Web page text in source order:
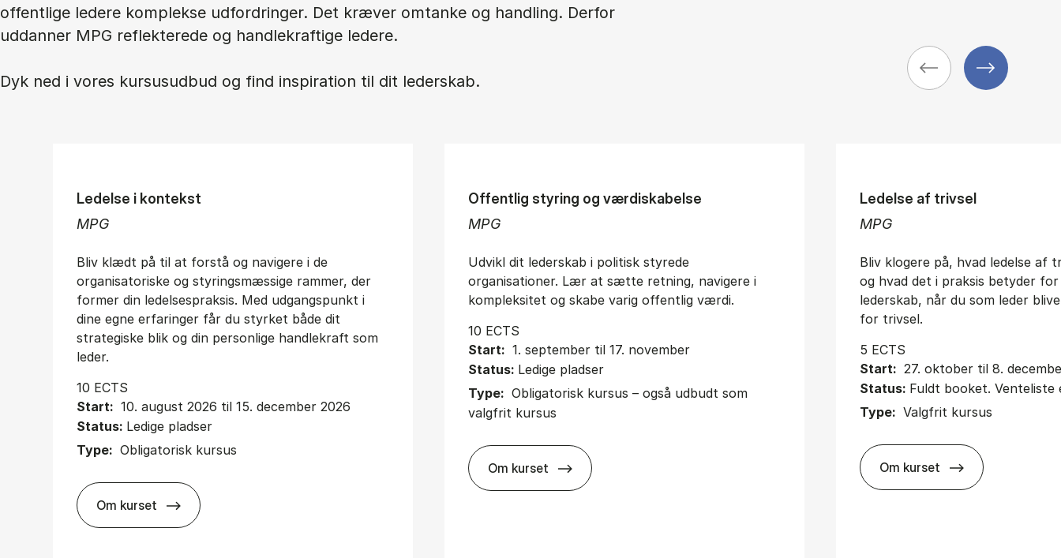
offentlige ledere komplekse udfordringer. Det kræver omtanke og handling. Derfor
uddanner MPG reflekterede og handlekraftige ledere.
Dyk ned i vores kursusudbud og find inspiration til dit lederskab.
MPG
Ledelse i kontekst
Bliv klædt på til at forstå og navigere i de
organisatoriske og styringsmæssige rammer, der
former din ledelsespraksis. Med udgangspunkt i
dine egne erfaringer får du styrket både dit
strategiske blik og din personlige handlekraft som
leder.
10 ECTS
Start: 10. august 2026 til 15. december 2026
Status: Ledige pladser
Type: Obligatorisk kursus
Om kurset
MPG
Offentlig styring og værdiskabelse
Udvikl dit lederskab i politisk styrede
organisationer. Lær at sætte retning, navigere i
kompleksitet og skabe varig offentlig værdi.
10 ECTS
Start: 1. september til 17. november
Status: Ledige pladser
Type: Obligatorisk kursus – også udbudt som
valgfrit kursus
Om kurset
MPG
Ledelse af trivsel
Bliv klogere på, hvad ledelse af
og hvad det i praksis betyder
lederskab, når du som leder
for trivsel.
5 ECTS
Start: 27. oktober til 8.
Status: Fuldt booket. Venteliste
Type: Valgfrit kursus
Om kurset